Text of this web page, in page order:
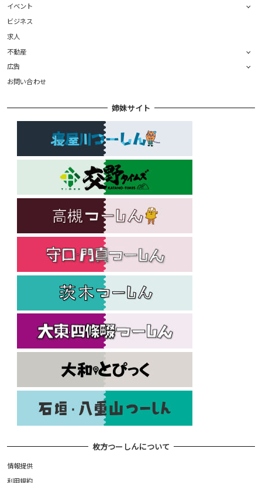
イベント
ビジネス
求人
不動産
広告
お問い合わせ
姉妹サイト
枚方つーしんについて
情報提供
利用規約